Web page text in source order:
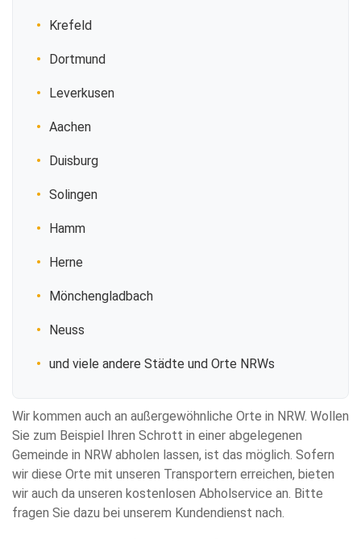
Krefeld
Dortmund
Leverkusen
Aachen
Duisburg
Solingen
Hamm
Herne
Mönchengladbach
Neuss
und viele andere Städte und Orte NRWs
Wir kommen auch an außergewöhnliche Orte in NRW. Wollen
Sie zum Beispiel Ihren Schrott in einer abgelegenen
Gemeinde in NRW abholen lassen, ist das möglich. Sofern
wir diese Orte mit unseren Transportern erreichen, bieten
wir auch da unseren kostenlosen Abholservice an. Bitte
fragen Sie dazu bei unserem Kundendienst nach.